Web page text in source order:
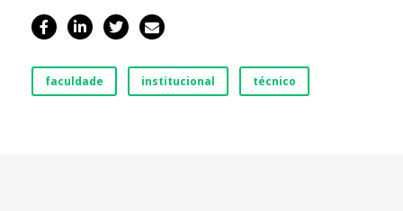
faculdade institucional técnico